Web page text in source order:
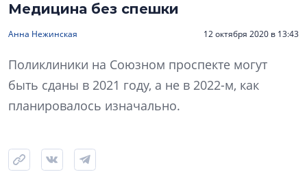
Медицина без спешки
Анна Нежинская 12 октября 2020 в 13:43
Поликлиники на Союзном проспекте могут
быть сданы в 2021 году, а не в 2022-м, как
планировалось изначально.